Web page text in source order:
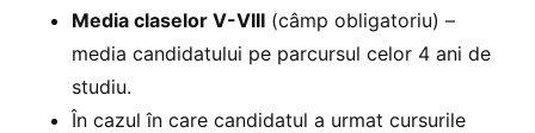
Media claselor V-VIII (câmp obligatoriu) –
media candidatului pe parcursul celor 4 ani de
studiu.
În cazul în care candidatul a urmat cursurile